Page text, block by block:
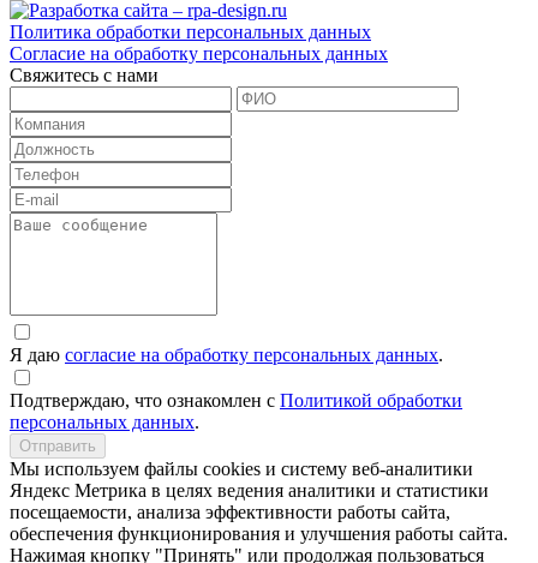
Политика обработки персональных данных
Согласие на обработку персональных данных
Свяжитесь с нами
Я даю согласие на обработку персональных данных.
Подтверждаю, что ознакомлен с Политикой обработки
персональных данных.
Отправить
Мы используем файлы cookies и систему веб-аналитики
Яндекс Метрика в целях ведения аналитики и статистики
посещаемости, анализа эффективности работы сайта,
обеспечения функционирования и улучшения работы сайта.
Нажимая кнопку "Принять" или продолжая пользоваться